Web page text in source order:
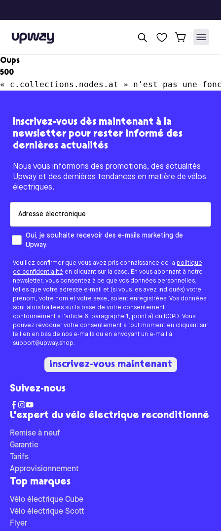
Upway
Oups
500
« c.collections.nodes.at » n'est pas une
L'expert du vélo électrique reconditionné
Remise à neuf
Garantie
Tarifs
Approvisionnement
Top marques
Vélo électrique Cube
Vélo électrique Scott
Flyer
Inscrivez-vous dès maintenant à la
newsletter pour rester informé des
dernières actualités
Nous vous informons des promotions, des actualités
Upway et des dernières tendances en matière de vélos
électriques.
Comment aimeriez-vous que nous vous contactions ?
Oui, je souhaite recevoir des e-mails marketing de
Upway.
Veuillez confirmer que vous avez pris connaissance de la politique
de confidentialité en cliquant sur la case. En vous abonnant à notre
newsletter, vous consentez à ce que vos données personnelles,
telles que votre adresse e-mail et (si vous les avez indiqués) votre
prénom, votre nom et votre sexe, soient enregistrées. Vos données
sont alors traitées sur la base de votre consentement
conformément à l'article 6, paragraphe 1, point a) du RGPD. Vous
pouvez révoquer votre consentement à tout moment en cliquant sur
le lien en bas de nos e-mails ou en envoyant un e-mail à
support@upway.shop.
Inscrivez-vous maintenant
Suivez-nous